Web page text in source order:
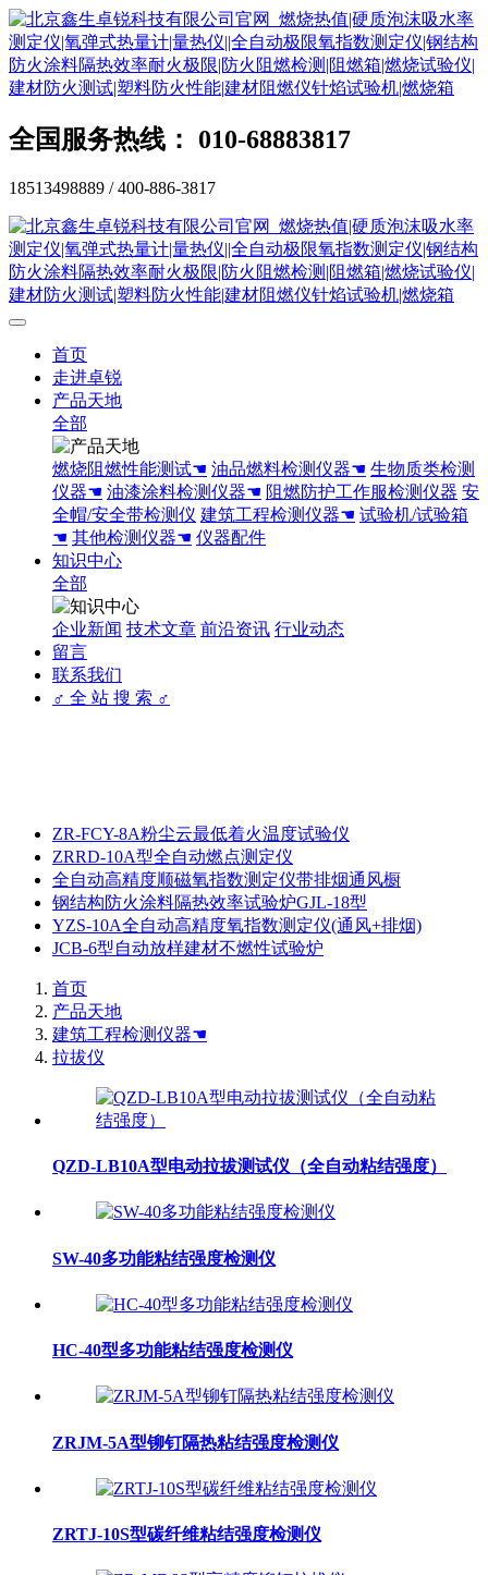
全国服务热线： 010-68883817
18513498889 / 400-886-3817
首页
走进卓锐
产品天地
全部
燃烧阻燃性能测试☚ 油品燃料检测仪器☚ 生物质类检测
仪器☚ 油漆涂料检测仪器☚ 阻燃防护工作服检测仪器 安
全帽/安全带检测仪 建筑工程检测仪器☚ 试验机/试验箱
☚ 其他检测仪器☚ 仪器配件
知识中心
全部
企业新闻 技术文章 前沿资讯 行业动态
留言
联系我们
♂ 全 站 搜 索 ♂
ZR-FCY-8A粉尘云最低着火温度试验仪
ZRRD-10A型全自动燃点测定仪
全自动高精度顺磁氧指数测定仪带排烟通风橱
钢结构防火涂料隔热效率试验炉GJL-18型
YZS-10A全自动高精度氧指数测定仪(通风+排烟)
JCB-6型自动放样建材不燃性试验炉
首页
产品天地
建筑工程检测仪器☚
拉拔仪
QZD-LB10A型电动拉拔测试仪（全自动粘结强度）
SW-40多功能粘结强度检测仪
HC-40型多功能粘结强度检测仪
ZRJM-5A型铆钉隔热粘结强度检测仪
ZRTJ-10S型碳纤维粘结强度检测仪